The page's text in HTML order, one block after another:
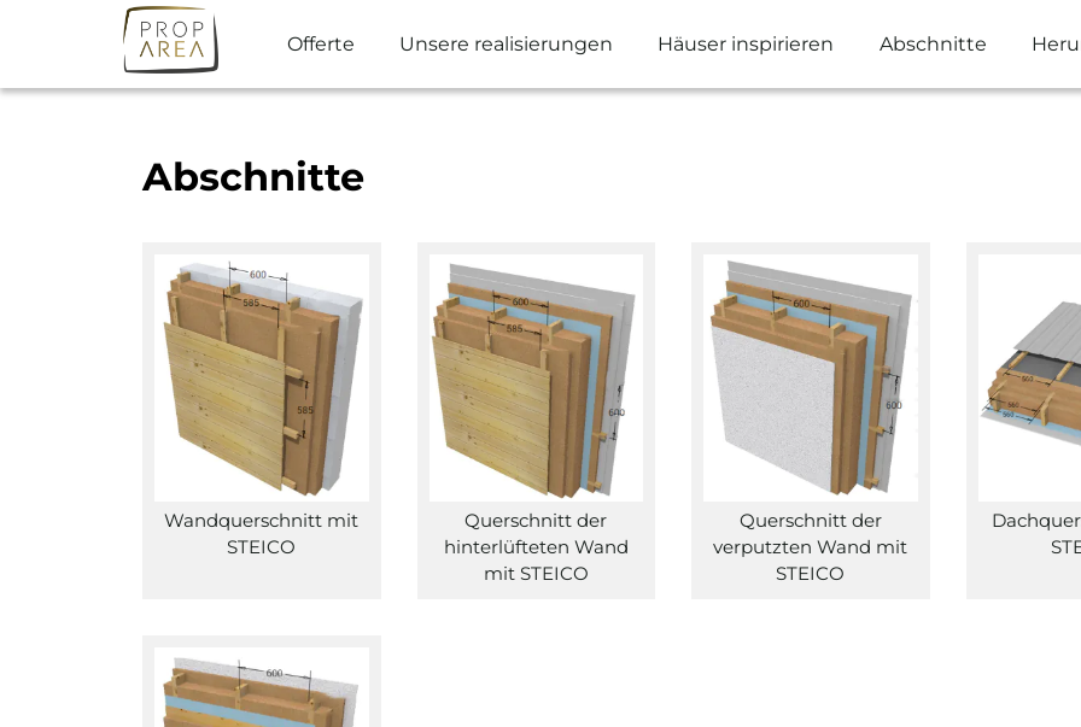
Offerte Unsere realisierungen Häuser inspirieren Abschnitte
Abschnitte
Wandquerschnitt mit
STEICO
Querschnitt der
hinterlüfteten Wand
mit STEICO
Querschnitt der
verputzten Wand mit
STEICO